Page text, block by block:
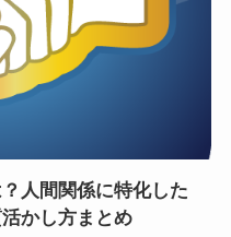
人間関係に特化した
かし方まとめ